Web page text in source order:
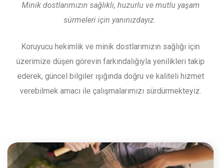
Minik dostlarımızın sağlıklı, huzurlu ve mutlu yaşam
sürmeleri için yanınızdayız.
Koruyucu hekimlik ve minik dostlarımızın sağlığı için
üzerimize düşen görevin farkındalığıyla yenilikleri takip
ederek, güncel bilgiler ışığında doğru ve kaliteli hizmet
verebilmek amacı ile çalışmalarımızı sürdürmekteyiz.